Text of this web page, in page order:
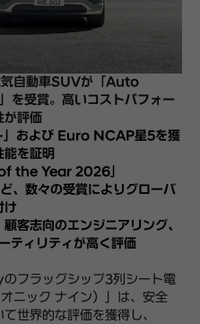
気自動車SUVが「Auto
を受賞。高いコストパフォー
が評価
および Euro NCAP星5を獲
能を証明
the Year 2026」
数々の受賞によりグローバ
け
客志向のエンジニアリング、
ティリティが高く評価
ラッグシップ3列シート電
ニック ナイン）」は、安全
世界的な評価を獲得し、